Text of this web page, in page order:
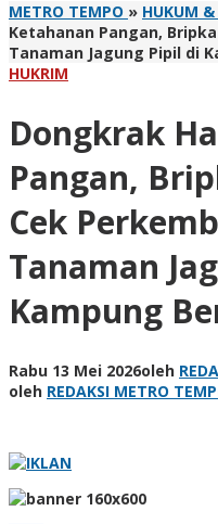
METRO TEMPO » HUKUM
Ketahanan Pangan,
Tanaman Jagung Pipil di
HUKRIM
Dongkrak
Pangan,
Cek
Tanaman
Kampung
Rabu 13 Mei 2026oleh
oleh REDAKSI METRO